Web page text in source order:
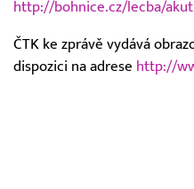
http://bohnice.cz/lecba/
ČTK ke zprávě vydává
dispozici na adrese http://